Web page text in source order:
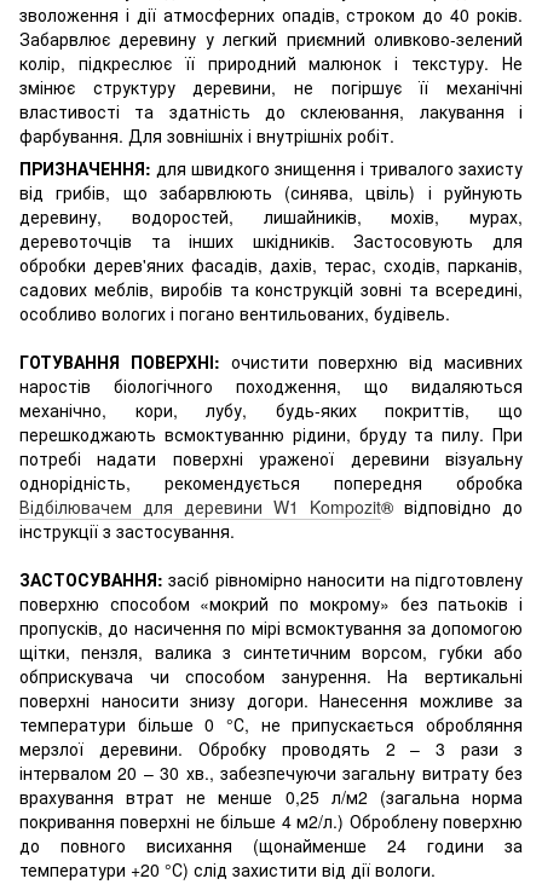
зволоження і дії атмосферних опадів, строком до 40 років.
Забарвлює деревину у легкий приємний оливково-зелений
колір, підкреслює її природний малюнок і текстуру. Не
змінює структуру деревини, не погіршує її механічні
властивості та здатність до склеювання, лакування і
фарбування. Для зовнішніх і внутрішніх робіт.
ПРИЗНАЧЕННЯ: для швидкого знищення і тривалого захисту
від грибів, що забарвлюють (синява, цвіль) і руйнують
деревину, водоростей, лишайників, мохів, мурах,
деревоточців та інших шкідників. Застосовують для
обробки дерев'яних фасадів, дахів, терас, сходів, парканів,
садових меблів, виробів та конструкцій зовні та всередині,
особливо вологих і погано вентильованих, будівель.
ГОТУВАННЯ ПОВЕРХНІ: очистити поверхню від масивних
наростів біологічного походження, що видаляються
механічно, кори, лубу, будь-яких покриттів, що
перешкоджають всмоктуванню рідини, бруду та пилу. При
потребі надати поверхні ураженої деревини візуальну
однорідність, рекомендується попередня обробка
Відбілювачем для деревини W1 Kompozit® відповідно до
інструкції з застосування.
ЗАСТОСУВАННЯ: засіб рівномірно наносити на підготовлену
поверхню способом «мокрий по мокрому» без патьоків і
пропусків, до насичення по мірі всмоктування за допомогою
щітки, пензля, валика з синтетичним ворсом, губки або
обприскувача чи способом занурення. На вертикальні
поверхні наносити знизу догори. Нанесення можливе за
температури більше 0 °С, не припускається обробляння
мерзлої деревини. Обробку проводять 2 – 3 рази з
інтервалом 20 – 30 хв., забезпечуючи загальну витрату без
врахування втрат не менше 0,25 л/м2 (загальна норма
покривання поверхні не більше 4 м2/л.) Оброблену поверхню
до повного висихання (щонайменше 24 години за
температури +20 °С) слід захистити від дії вологи.